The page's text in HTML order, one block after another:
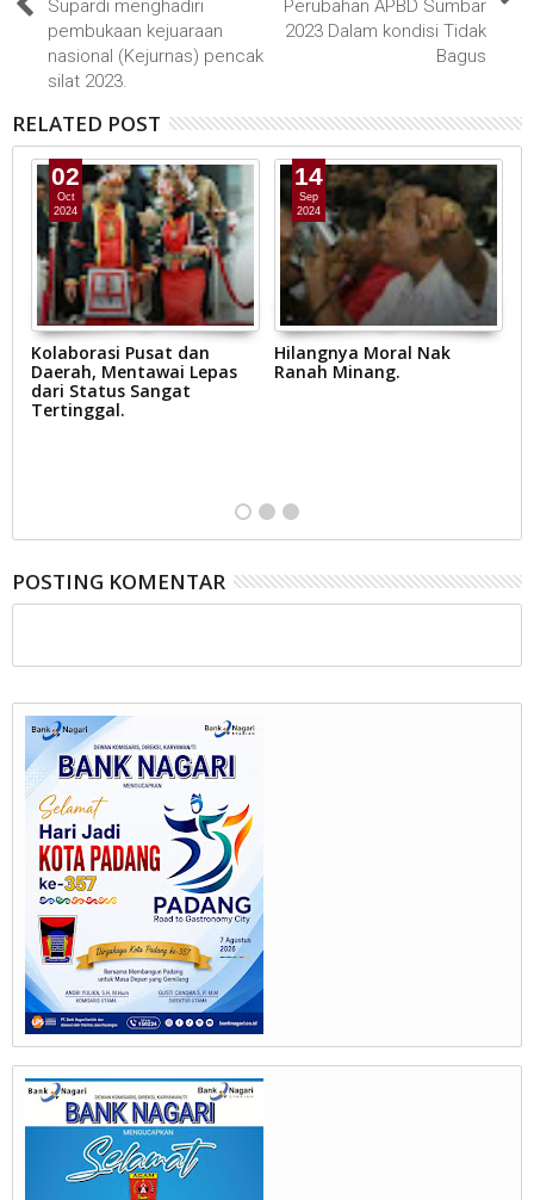
Supardi menghadiri
pembukaan kejuaraan
nasional (Kejurnas) pencak
silat 2023.
Perubahan APBD Sumbar
2023 Dalam kondisi Tidak
Bagus
RELATED POST
02
Oct
2024
Kolaborasi Pusat dan
Daerah, Mentawai Lepas
dari Status Sangat
Tertinggal.
14
Sep
2024
Hilangnya Moral Nak
Ranah Minang.
POSTING KOMENTAR